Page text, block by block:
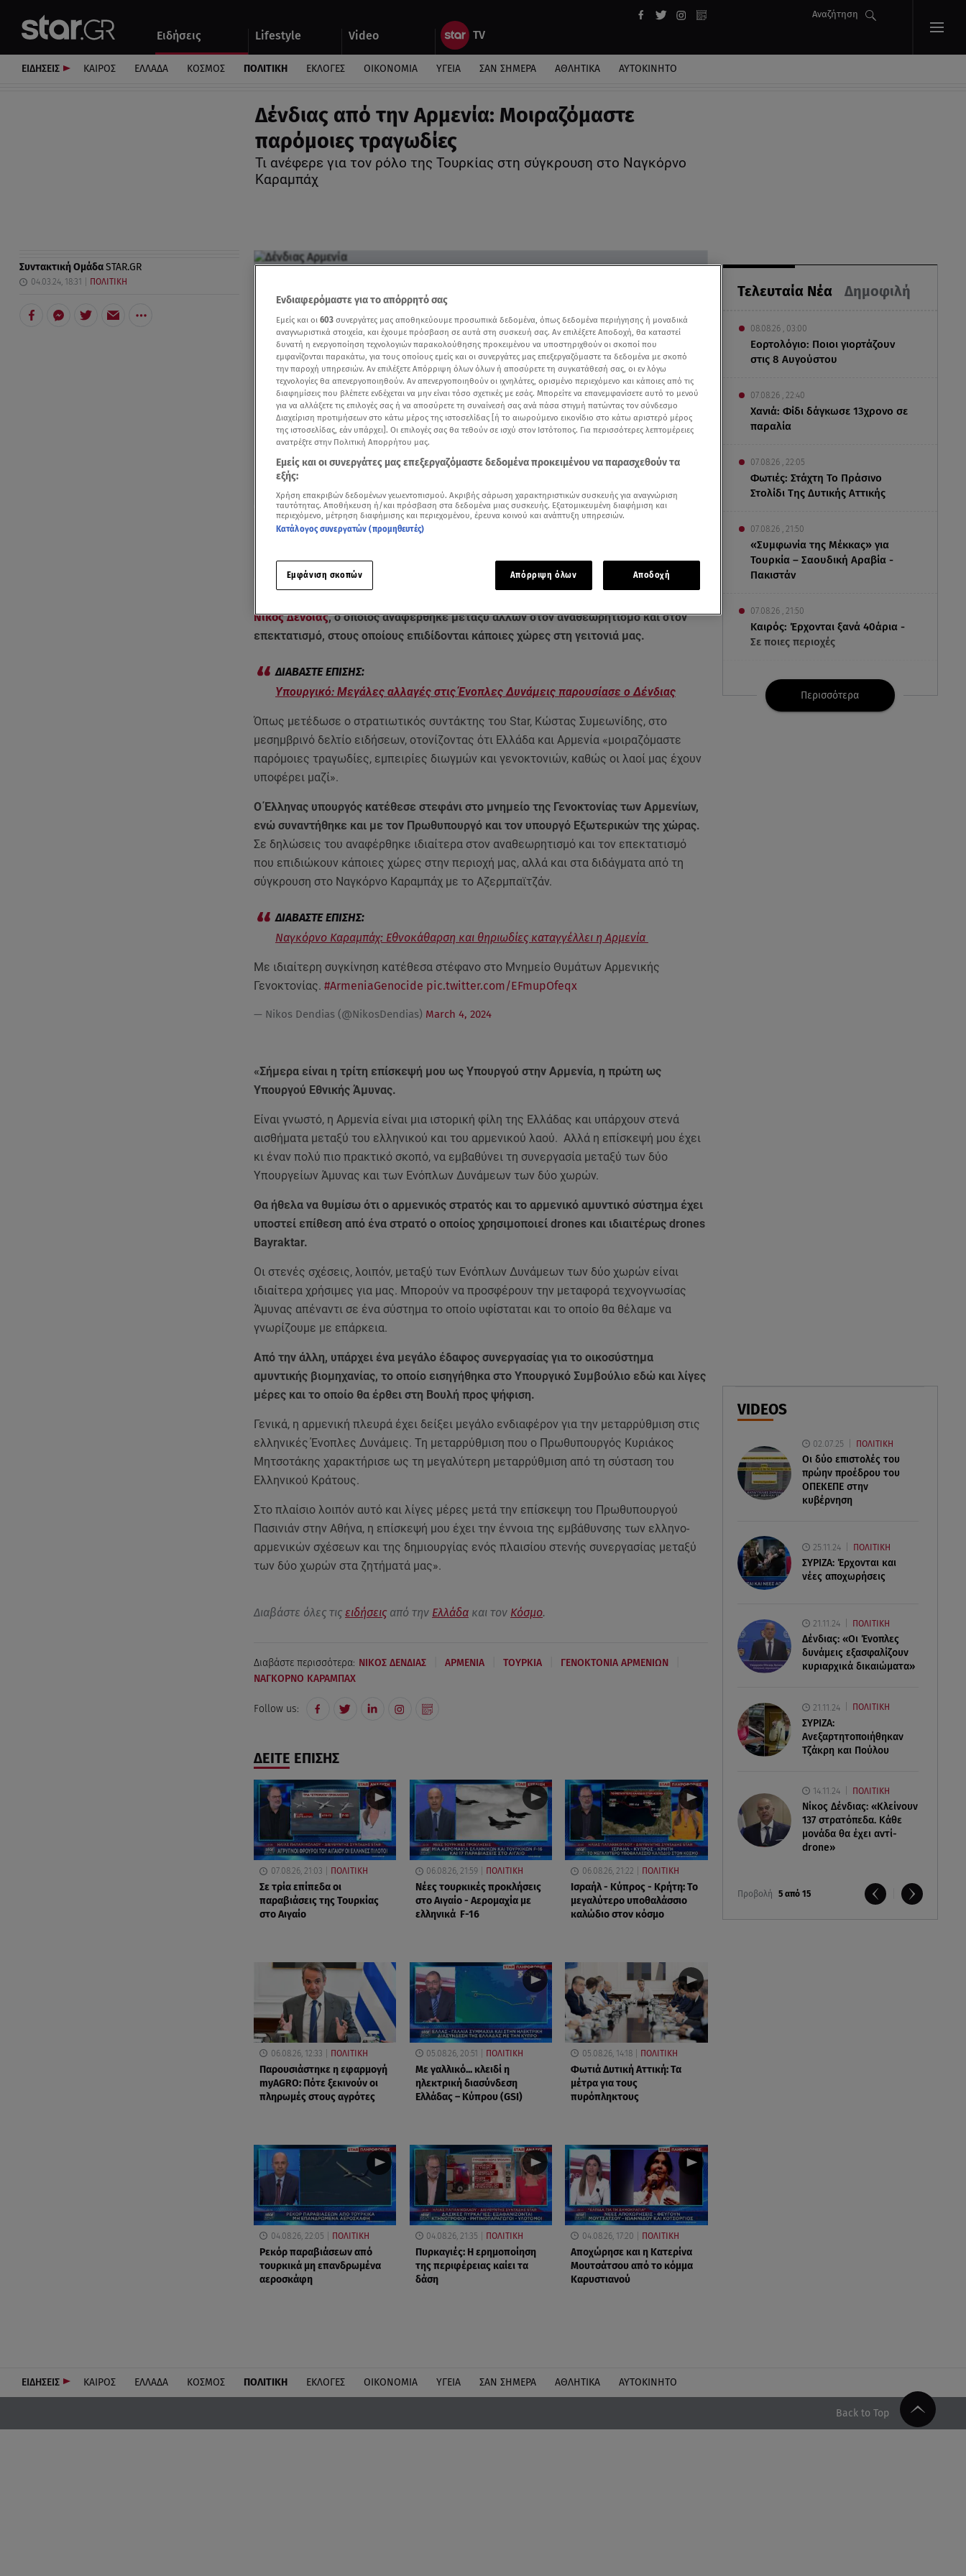
Ειδήσεις Lifestyle Video
Αναζήτηση
Αυτοκίνητο
ΕΙΔΗΣΕΙΣ ΚΑΙΡΟΣ ΕΛΛΑΔΑ ΚΟΣΜΟΣ ΠΟΛΙΤΙΚΗ ΕΚΛΟΓΕΣ ΟΙΚΟΝΟΜΙΑ ΥΓΕΙΑ ΣΑΝ ΣΗΜΕΡΑ ΑΘΛΗΤΙΚΑ ΑΥΤΟΚΙΝΗΤΟ
Δένδιας από την Αρμενία: Μοιραζόμαστε
παρόμοιες τραγωδίες
Τι ανέφερε για τον ρόλο της Τουρκίας στη σύγκρουση στο Ναγκόρνο
Καραμπάχ
Τελευταία Νέα Δημοφιλή
08.08.26 , 03:00
Εορτολόγιο: Ποιοι γιορτάζουν
στις 8 Αυγούστου
07.08.26 , 22:40
Χανιά: Φίδι δάγκωσε 13χρονο σε
παραλία
07.08.26 , 22:05
Φωτιές: Στάχτη Το Πράσινο
Στολίδι Της Δυτικής Αττικής
07.08.26 , 21:50
«Συμφωνία της Μέκκας» για
Τουρκία – Σαουδική Αραβία -
Πακιστάν
07.08.26 , 21:50
Καιρός: Έρχονται ξανά 40άρια -
Σε ποιες περιοχές
07.08.26 , 21:32
Κρήτη: Τουρίστας ρωτούσε
πόσο να πληρώσει για να
07.08.26 , 18:34
Έξοδος Αυγούστου: Στο 100% η
πληρότητα για Κυκλάδες
Περισσότερα
VIDEOS
02.07.25 ΠΟΛΙΤΙΚΗ
Οι δύο επιστολές του
πρώην προέδρου του
ΟΠΕΚΕΠE στην
κυβέρνηση
25.11.24 ΠΟΛΙΤΙΚΗ
ΣΥΡΙΖΑ: Έρχονται και
νέες αποχωρήσεις
21.11.24 ΠΟΛΙΤΙΚΗ
Δένδιας: «Οι Ένοπλες
δυνάμεις εξασφαλίζουν
κυριαρχικά δικαιώματα»
21.11.24 ΠΟΛΙΤΙΚΗ
ΣΥΡΙΖΑ:
Ανεξαρτητοποιήθηκαν
Τζάκρη και Πούλου
14.11.24 ΠΟΛΙΤΙΚΗ
Νίκος Δένδιας: «Κλείνουν
137 στρατόπεδα. Kάθε
μονάδα θα έχει αντί-
drone»
Προβολή 5 από 15
Συντακτική ΟμάδαSTAR.GR
04.03.24, 18:31 ΠΟΛΙΤΙΚΗ
Δείτε περισσότερα άρθρα μας στα αποτελέσματα αναζήτησης
Νίκος Δένδιας, ο οποίος αναφέρθηκε μεταξύ άλλων στον αναθεωρητισμό και στον
επεκτατισμό, στους οποίους επιδίδονται κάποιες χώρες στη γειτονιά μας.
Υπουργικό: Μεγάλες αλλαγές στις Ένοπλες Δυνάμεις παρουσίασε ο Δένδιας
Όπως μετέδωσε ο στρατιωτικός συντάκτης του Star, Κώστας Συμεωνίδης, στο
μεσημβρινό δελτίο ειδήσεων, οτονίζοντας ότι Ελλάδα και Αρμενία «μοιραζόμαστε
παρόμοιες τραγωδίες, εμπειρίες διωγμών και γενοκτονιών, καθώς οι λαοί μας έχουν
υποφέρει μαζί».
Ο Έλληνας υπουργός κατέθεσε στεφάνι στο μνημείο της Γενοκτονίας των Αρμενίων,
ενώ συναντήθηκε και με τον Πρωθυπουργό και τον υπουργό Εξωτερικών της χώρας.
Σε δηλώσεις του αναφέρθηκε ιδιαίτερα στον αναθεωρητισμό και τον επεκτατισμό
που επιδιώκουν κάποιες χώρες στην περιοχή μας, αλλά και στα διδάγματα από τη
σύγκρουση στο Ναγκόρνο Καραμπάχ με το Αζερμπαϊτζάν.
Ναγκόρνο Καραμπάχ: Εθνοκάθαρση και θηριωδίες καταγγέλλει η Αρμενία
Με ιδιαίτερη συγκίνηση κατέθεσα στέφανο στο Μνημείο Θυμάτων Αρμενικής
Γενοκτονίας. #ArmeniaGenocide pic.twitter.com/EFmupOfeqx
— Nikos Dendias (@NikosDendias) March 4, 2024
«Σήμερα είναι η τρίτη επίσκεψή μου ως Υπουργού στην Αρμενία, η πρώτη ως
Υπουργού Εθνικής Άμυνας.
Είναι γνωστό, η Αρμενία είναι μια ιστορική φίλη της Ελλάδας και υπάρχουν στενά
αισθήματα μεταξύ του ελληνικού και του αρμενικού λαού. Αλλά η επίσκεψή μου έχει
κι έναν πολύ πιο πρακτικό σκοπό, να εμβαθύνει τη συνεργασία μεταξύ των δύο
Υπουργείων Άμυνας και των Ενόπλων Δυνάμεων των δύο χωρών.
Θα ήθελα να θυμίσω ότι ο αρμενικός στρατός και το αρμενικό αμυντικό σύστημα έχει
υποστεί επίθεση από ένα στρατό ο οποίος χρησιμοποιεί drones και ιδιαιτέρως drones
Bayraktar.
Οι στενές σχέσεις, λοιπόν, μεταξύ των Ενόπλων Δυνάμεων των δύο χωρών είναι
ιδιαίτερα χρήσιμες για μας. Μπορούν να προσφέρουν την μεταφορά τεχνογνωσίας
Άμυνας απέναντι σε ένα σύστημα το οποίο υφίσταται και το οποίο θα θέλαμε να
γνωρίζουμε με επάρκεια.
Από την άλλη, υπάρχει ένα μεγάλο έδαφος συνεργασίας για το οικοσύστημα
αμυντικής βιομηχανίας, το οποίο εισηγήθηκα στο Υπουργικό Συμβούλιο εδώ και λίγες
μέρες και το οποίο θα έρθει στη Βουλή προς ψήφιση.
Γενικά, η αρμενική πλευρά έχει δείξει μεγάλο ενδιαφέρον για την μεταρρύθμιση στις
ελληνικές Ένοπλες Δυνάμεις. Τη μεταρρύθμιση που ο Πρωθυπουργός Κυριάκος
Μητσοτάκης χαρακτήρισε ως τη μεγαλύτερη μεταρρύθμιση από τη σύσταση του
Ελληνικού Κράτους.
Στο πλαίσιο λοιπόν αυτό και λίγες μέρες μετά την επίσκεψη του Πρωθυπουργού
Πασινιάν στην Αθήνα, η επίσκεψή μου έχει την έννοια της εμβάθυνσης των ελληνο-
αρμενικών σχέσεων και της δημιουργίας ενός πλαισίου στενής συνεργασίας μεταξύ
των δύο χωρών στα ζητήματά μας».
Διαβάστε όλες τις ειδήσειςαπό την Ελλάδακαι τον Κόσμο.
Διαβάστε περισσότερα: ΝΙΚΟΣ ΔΕΝΔΙΑΣ ΑΡΜΕΝΙΑ ΤΟΥΡΚΙΑ ΓΕΝΟΚΤΟΝΙΑ ΑΡΜΕΝΙΩΝ
ΝΑΓΚΟΡΝΟ ΚΑΡΑΜΠΑΧ
Follow us:
ΔΕΙΤΕ ΕΠΙΣΗΣ
07.08.26, 21:03 ΠΟΛΙΤΙΚΗ
Σε τρία επίπεδα οι
παραβιάσεις της Τουρκίας
στο Αιγαίο
06.08.26, 21:59 ΠΟΛΙΤΙΚΗ
Νέες τουρκικές προκλήσεις
στο Αιγαίο - Αερομαχία με
ελληνικά F-16
06.08.26, 21:22 ΠΟΛΙΤΙΚΗ
Ισραήλ - Κύπρος - Κρήτη: Το
μεγαλύτερο υποθαλάσσιο
καλώδιο στον κόσμο
06.08.26, 12:33 ΠΟΛΙΤΙΚΗ
Παρουσιάστηκε η εφαρμογή
myAGRO: Πότε ξεκινούν οι
πληρωμές στους αγρότες
05.08.26, 20:51 ΠΟΛΙΤΙΚΗ
Με γαλλικό... κλειδί η
ηλεκτρική διασύνδεση
Ελλάδας – Κύπρου (GSI)
05.08.26, 14:18 ΠΟΛΙΤΙΚΗ
Φωτιά Δυτική Αττική: Τα
μέτρα για τους
πυρόπληκτους
04.08.26, 22:05 ΠΟΛΙΤΙΚΗ
Ρεκόρ παραβιάσεων από
τουρκικά μη επανδρωμένα
αεροσκάφη
04.08.26, 21:35 ΠΟΛΙΤΙΚΗ
Πυρκαγιές: Η ερημοποίηση
της περιφέρειας καίει τα
δάση
04.08.26, 17:20 ΠΟΛΙΤΙΚΗ
Αποχώρησε και η Κατερίνα
Μουτσάτσου από το κόμμα
Καρυστιανού
ΕΙΔΗΣΕΙΣ ΚΑΙΡΟΣ ΕΛΛΑΔΑ ΚΟΣΜΟΣ ΠΟΛΙΤΙΚΗ ΕΚΛΟΓΕΣ ΟΙΚΟΝΟΜΙΑ ΥΓΕΙΑ ΣΑΝ ΣΗΜΕΡΑ ΑΘΛΗΤΙΚΑ ΑΥΤΟΚΙΝΗΤΟ
Back to Top
Ενδιαφερόμαστε για το απόρρητό σας
Εμείς και οι 603 συνεργάτες μας αποθηκεύουμε προσωπικά δεδομένα, όπως δεδομένα περιήγησης ή μοναδικά
αναγνωριστικά στοιχεία, και έχουμε πρόσβαση σε αυτά στη συσκευή σας. Αν επιλέξετε Αποδοχή, θα καταστεί
δυνατή η ενεργοποίηση τεχνολογιών παρακολούθησης προκειμένου να υποστηριχθούν οι σκοποί που
εμφανίζονται παρακάτω, για τους οποίους εμείς και οι συνεργάτες μας επεξεργαζόμαστε τα δεδομένα με σκοπό
την παροχή υπηρεσιών. Αν επιλέξετε Απόρριψη όλων όλων ή αποσύρετε τη συγκατάθεσή σας, οι εν λόγω
τεχνολογίες θα απενεργοποιηθούν. Αν απενεργοποιηθούν οι ιχνηλάτες, ορισμένο περιεχόμενο και κάποιες από τις
διαφημίσεις που βλέπετε ενδέχεται να μην είναι τόσο σχετικές με εσάς. Μπορείτε να επανεμφανίσετε αυτό το μενού
για να αλλάξετε τις επιλογές σας ή να αποσύρετε τη συναίνεσή σας ανά πάσα στιγμή πατώντας τον σύνδεσμο
Διαχείριση προτιμήσεων στο κάτω μέρος της ιστοσελίδας [ή το αιωρούμενο εικονίδιο στο κάτω αριστερό μέρος
της ιστοσελίδας, εάν υπάρχει]. Οι επιλογές σας θα τεθούν σε ισχύ στον Ιστότοπος. Για περισσότερες λεπτομέρειες
ανατρέξτε στην Πολιτική Απορρήτου μας.
Εμείς και οι συνεργάτες μας επεξεργαζόμαστε δεδομένα προκειμένου να παρασχεθούν τα
εξής:
Χρήση επακριβών δεδομένων γεωεντοπισμού. Ακριβής σάρωση χαρακτηριστικών συσκευής για αναγνώριση
ταυτότητας. Αποθήκευση ή/και πρόσβαση στα δεδομένα μιας συσκευής. Εξατομικευμένη διαφήμιση και
περιεχόμενο, μέτρηση διαφήμισης και περιεχομένου, έρευνα κοινού και ανάπτυξη υπηρεσιών.
Κατάλογος συνεργατών (προμηθευτές)
Εμφάνιση σκοπών Απόρριψη όλων Αποδοχή